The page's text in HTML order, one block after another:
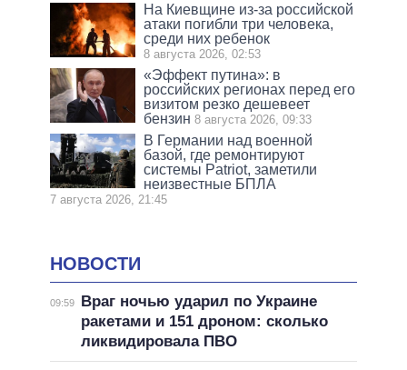
На Киевщине из-за российской
атаки погибли три человека,
среди них ребенок
8 августа 2026, 02:53
«Эффект путина»: в
российских регионах перед его
визитом резко дешевеет
бензин 8 августа 2026, 09:33
В Германии над военной
базой, где ремонтируют
системы Patriot, заметили
неизвестные БПЛА
7 августа 2026, 21:45
НОВОСТИ
09:59
Враг ночью ударил по Украине
ракетами и 151 дроном: сколько
ликвидировала ПВО